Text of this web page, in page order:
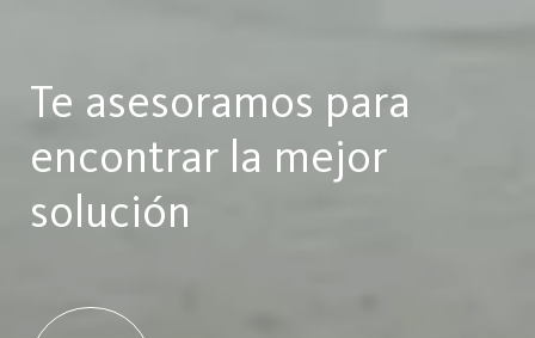
Te asesoramos para
encontrar la mejor
solución